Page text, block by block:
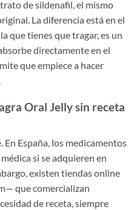
de sildenafil, el mismo
La diferencia está en el
que tienes que tragar, es un
directamente en el
que empiece a hacer
Oral Jelly sin receta
España, los medicamentos
si se adquieren en
existen tiendas online
que comercializan
de receta, siempre